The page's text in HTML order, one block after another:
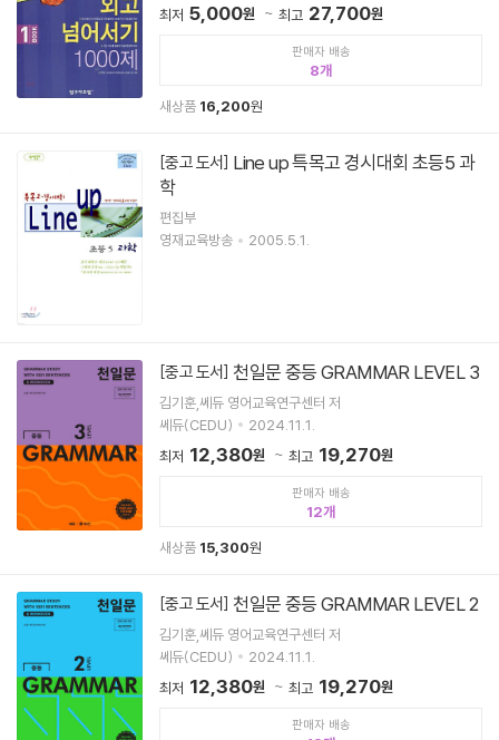
최저 5,000원 최고 27,700원
판매자 배송
8
새상품 16,200원
[중고 도서]
학
편집부
영재교육방송
2005.5.1.
[중고 도서] 천일문 중등 GRAMMAR LEVEL 3
김기훈,쎄듀 영어교육연구센터 저
쎄듀(CEDU)
2024.11.1.
최저 12,380원 최고 19,270원
판매자 배송
12
새상품 15,300원
[중고 도서] 천일문 중등 GRAMMAR LEVEL 2
김기훈,쎄듀 영어교육연구센터 저
쎄듀(CEDU)
2024.11.1.
최저 12,380원 최고 19,270원
판매자 배송